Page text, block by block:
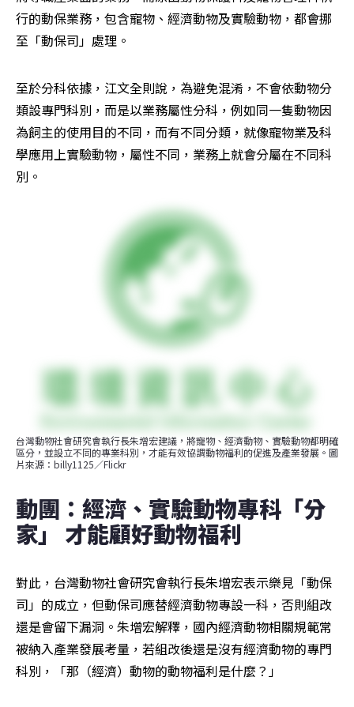
行的動保業務，包含寵物、經濟動物及實驗動物，都會挪
至「動保司」處理。
至於分科依據，江文全則說，為避免混淆，不會依動物分
類設專門科別，而是以業務屬性分科，例如同一隻動物因
為飼主的使用目的不同，而有不同分類，就像寵物業及科
學應用上實驗動物，屬性不同，業務上就會分屬在不同科
別。
台灣動物社會研究會執行長朱增宏建議，將寵物、經濟動物、實驗動物都明確
區分，並設立不同的專業科別，才能有效協調動物福利的促進及產業發展。圖
片來源：billy1125／Flickr
動團：經濟、實驗動物專科「分
家」 才能顧好動物福利
對此，台灣動物社會研究會執行長朱增宏表示樂見「動保
司」的成立，但動保司應替經濟動物專設一科，否則組改
還是會留下漏洞。朱增宏解釋，國內經濟動物相關規範常
被納入產業發展考量，若組改後還是沒有經濟動物的專門
科別，「那（經濟）動物的動物福利是什麼？」